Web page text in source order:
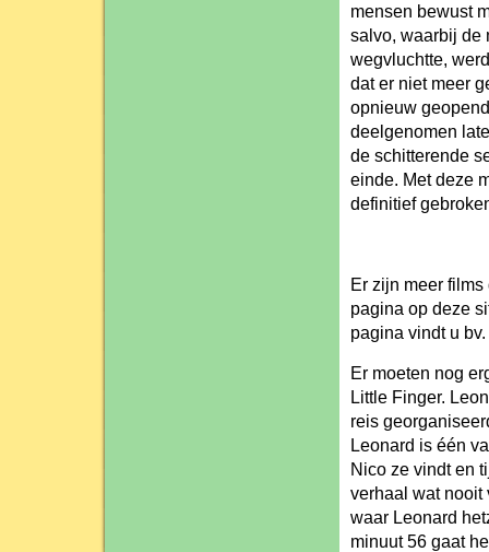
mensen bewust
salvo, waarbij de
wegvluchtte,
dat er niet meer
opnieuw
deelgenomen
de schitterende
einde. Met deze
definitief
Er zijn meer
pagina op deze
pagina vindt u
Er moeten nog
Little Finger.
reis
Leonard is één
Nico ze vindt en
verhaal wat nooit
waar Leonard
minuut 56 gaat